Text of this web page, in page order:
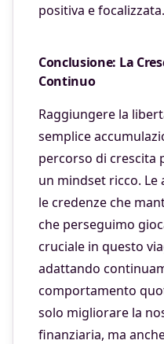
positiva e focalizzata.
Conclusione: La
Continuo
Raggiungere la
semplice
percorso di crescita
un mindset ricco.
le credenze che
che perseguimo
cruciale in questo
adattando
comportamento
solo migliorare la
finanziaria, ma